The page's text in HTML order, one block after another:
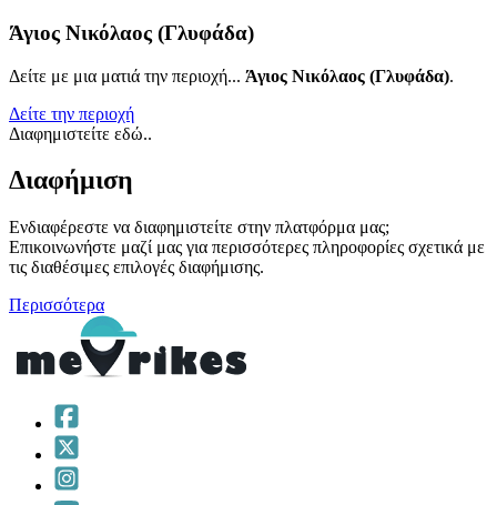
Άγιος Νικόλαος (Γλυφάδα)
Δείτε με μια ματιά την περιοχή... Άγιος Νικόλαος (Γλυφάδα).
Δείτε την περιοχή
Διαφημιστείτε εδώ..
Διαφήμιση
Ενδιαφέρεστε να διαφημιστείτε στην πλατφόρμα μας;
Επικοινωνήστε μαζί μας για περισσότερες πληροφορίες σχετικά με
τις διαθέσιμες επιλογές διαφήμισης.
Περισσότερα